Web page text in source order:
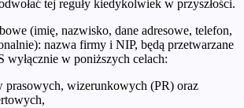
tej reguły kiedykolwiek w przyszłości.
(imię, nazwisko, dane adresowe, telefon,
nazwa firmy i NIP, będą przetwarzane
wyłącznie w poniższych celach:
prasowych, wizerunkowych (PR) oraz